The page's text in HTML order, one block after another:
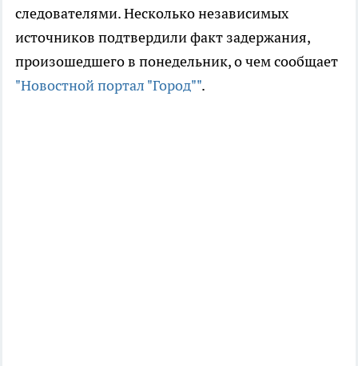
следователями. Несколько независимых
источников подтвердили факт задержания,
произошедшего в понедельник, о чем сообщает
"Новостной портал "Город"".